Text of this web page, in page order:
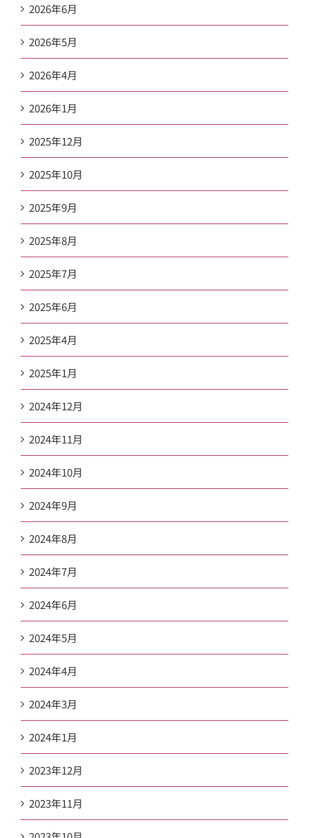
2026年6月
2026年5月
2026年4月
2026年1月
2025年12月
2025年10月
2025年9月
2025年8月
2025年7月
2025年6月
2025年4月
2025年1月
2024年12月
2024年11月
2024年10月
2024年9月
2024年8月
2024年7月
2024年6月
2024年5月
2024年4月
2024年3月
2024年1月
2023年12月
2023年11月